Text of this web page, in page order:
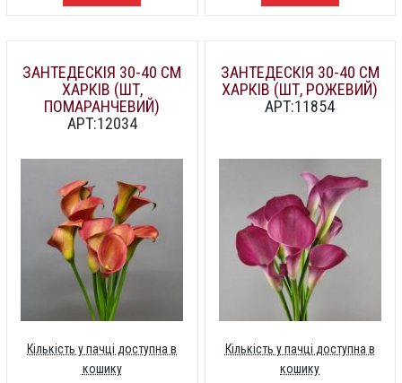
ЗАНТЕДЕСКІЯ 30-40 СМ
ХАРКІВ (ШТ,
ПОМАРАНЧЕВИЙ)
АРТ:12034
Кількість у пачці доступна в
кошику
ЗАНТЕДЕСКІЯ 30-40 СМ
ХАРКІВ (ШТ, РОЖЕВИЙ)
АРТ:11854
Кількість у пачці доступна в
кошику